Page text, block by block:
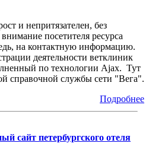
и непритязателен, без
посетителя ресурса
на контактную информацию.
деятельности ветклиник
по технологии Ajax. Тут
справочной службы сети "Вега".
Подробнее
сайт петербургского отеля